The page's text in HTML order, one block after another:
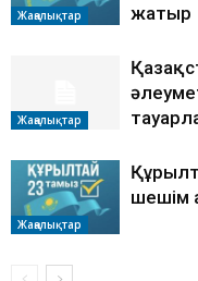
Жаңалықтар
жатыр
Жаңалықтар
Жаңалықтар
шешім